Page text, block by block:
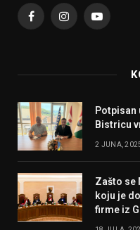
FacebookInstagramYouTube
Potpisan
Bistricu
2 JUNA,
Zašto se
koju je
firme iz